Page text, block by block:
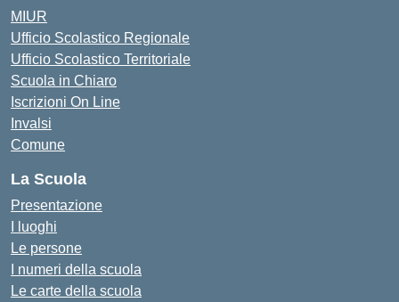
MIUR
Ufficio Scolastico Regionale
Ufficio Scolastico Territoriale
Scuola in Chiaro
Iscrizioni On Line
Invalsi
Comune
La Scuola
Presentazione
I luoghi
Le persone
I numeri della scuola
Le carte della scuola